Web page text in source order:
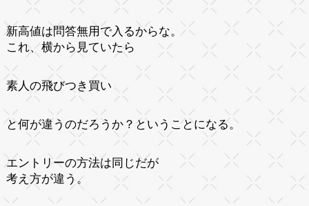
新高値は問答無用で入るからな。
これ、横から見ていたら
素人の飛びつき買い
と何が違うのだろうか？ということになる。
エントリーの方法は同じだが
考え方が違う。